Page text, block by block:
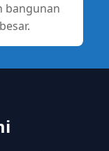
bangunan